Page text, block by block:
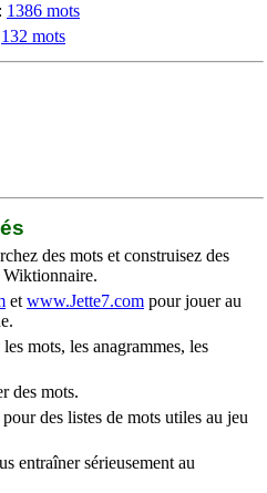
1386 mots
132 mots
des mots et construisez des
Wiktionnaire.
et www.Jette7.com pour jouer au
mots, les anagrammes, les
des mots.
pour des listes de mots utiles au jeu
entraîner sérieusement au